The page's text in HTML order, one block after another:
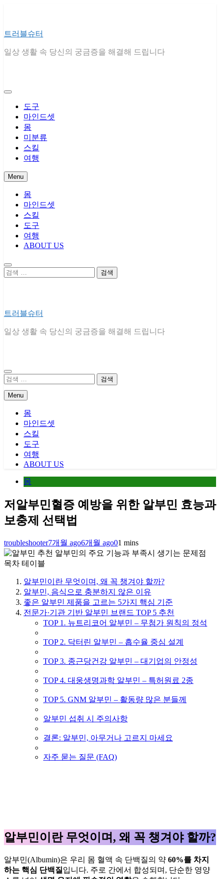
트러블슈터
일상 생활 속 당신의 궁금증을 해결해 드립니다
도구
마인드셋
몸
미분류
스킬
여행
Menu
몸
마인드셋
스킬
도구
여행
ABOUT US
검
트러블슈터
일상 생활 속 당신의 궁금증을 해결해 드립니다
검
Menu
몸
마인드셋
스킬
도구
여행
ABOUT US
몸
저알부민혈증 예방을 위한 알부민 효능과
보충제 선택법
troubleshooter7개월 ago6개월 ago01 mins
알부민의 주요 기능과 부족시 생기는 문제점
목차 테이블
알부민이란 무엇이며, 왜 꼭 챙겨야 할까?
알부민, 음식으로 충분하지 않은 이유
좋은 알부민 제품을 고르는 5가지 핵심 기준
전문가·기관 기반 알부민 브랜드 TOP 5 추천
TOP 1. 뉴트리코어 알부민 – 무첨가 원칙의 정석
TOP 2. 닥터린 알부민 – 흡수율 중심 설계
TOP 3. 종근당건강 알부민 – 대기업의 안정성
TOP 4. 대웅생명과학 알부민 – 특허원료 2종
TOP 5. GNM 알부민 – 활동량 많은 분들께
알부민 섭취 시 주의사항
결론: 알부민, 아무거나 고르지 마세요
자주 묻는 질문 (FAQ)
알부민이란 무엇이며, 왜 꼭 챙겨야 할까?
알부민(Albumin)은 우리 몸 혈액 속 단백질의 약 60%를 차지
하는 핵심 단백질 입니다. 주로 간에서 합성되며, 단순한 영양